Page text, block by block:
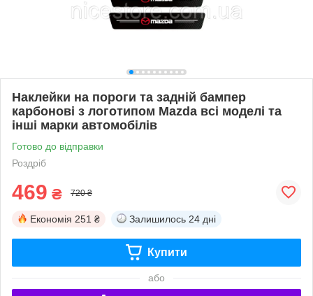
Наклейки на пороги та задній бампер
карбонові з логотипом Mazda всі моделі та
інші марки автомобілів
Готово до відправки
Роздріб
469 ₴ 720 ₴
Економія 251 ₴ Залишилось 24 дні
Купити
або